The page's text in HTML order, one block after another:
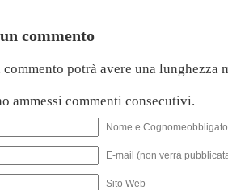
commento
commento potrà avere una lunghezza
ammessi commenti consecutivi.
Nome e
E-mail (non verrà
Sito Web